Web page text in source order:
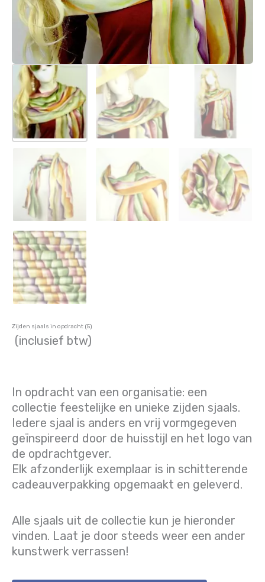
Zijden sjaals in opdracht (5)
(inclusief btw)
In opdracht van een organisatie: een
collectie feestelijke en unieke zijden sjaals.
Iedere sjaal is anders en vrij vormgegeven
geïnspireerd door de huisstijl en het logo van
de opdrachtgever.
Elk afzonderlijk exemplaar is in schitterende
cadeauverpakking opgemaakt en geleverd.
Alle sjaals uit de collectie kun je hieronder
vinden. Laat je door steeds weer een ander
kunstwerk verrassen!